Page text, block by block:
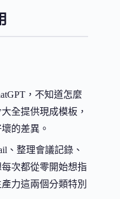
，不知道怎麼
全提供現成模板，
的差異。
、整理會議記錄、
次都從零開始想指
力這兩個分類特別